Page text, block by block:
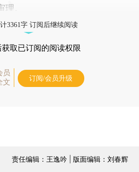
。
3361字 订阅后继续阅读
获取已订阅的阅读权限
员
文
订阅/会员升级
责任编辑：王逸吟 | 版面编辑：刘春辉